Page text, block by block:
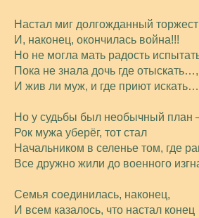
Настал миг долгожданный
И, наконец, окончилась война!!!
Но не могла мать радость
Пока не знала дочь где отыскать…,
И жив ли муж, и где приют искать…
Но у судьбы был необычный план
Рок мужа уберёг, тот стал
Начальником в селенье том, где
Все дружно жили до военного
Семья соединилась, наконец,
И всем казалось, что настал конец